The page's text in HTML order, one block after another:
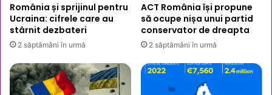
România și sprijinul pentru
Ucraina: cifrele care au
stârnit dezbateri
2 săptămâni în urmă
ACT România își propune
să ocupe nișa unui partid
conservator de dreapta
2 săptămâni în urmă